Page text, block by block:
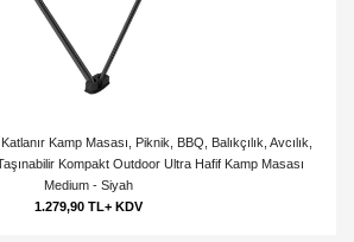
Kamp Masası, Piknik, BBQ, Balıkçılık, Avcılık,
Kompakt Outdoor Ultra Hafif Kamp Masası
Medium - Siyah
1.279,90 TL+ KDV